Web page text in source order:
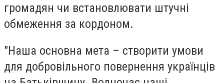
громадян чи встановлювати штучні
обмеження за кордоном.
"Наша основна мета – створити умови
для добровільного повернення українців